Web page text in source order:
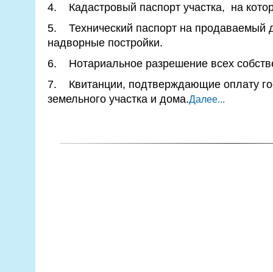
4. Кадастровый паспорт участка, на
5. Технический паспорт на продаваемый
надворные постройки.
6. Нотариальное разрешение всех
7. Квитанции, подтверждающие оплату
земельного участка и дома.Далее...